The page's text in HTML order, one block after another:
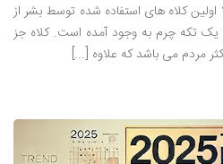
اولین کلاه های استفاده شده توسط بشر از
تکه چرم به وجود آمده است. کلاه جز
مردم می باشد که علاوه [...]